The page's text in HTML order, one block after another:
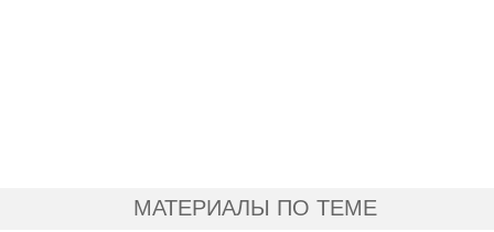
МАТЕРИАЛЫ ПО ТЕМЕ